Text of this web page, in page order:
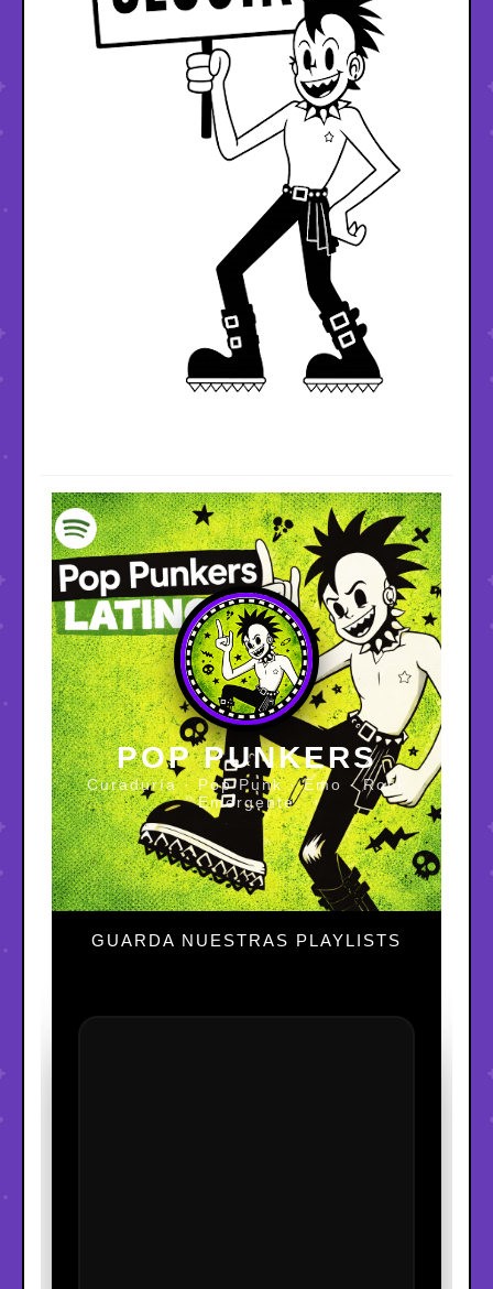
POP PUNKERS
Curaduría · Pop Punk · Emo · Rock
Emergente
GUARDA NUESTRAS PLAYLISTS